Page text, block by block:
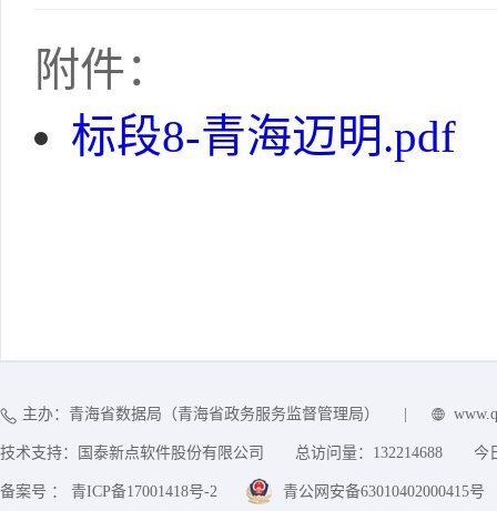
附件：
标段8-青海迈明.pdf
主办：青海省数据局（青海省政务服务监督管理局）
技术支持：国泰新点软件股份有限公司 总访问量： 132214688 今
备案号 ： 青ICP备17001418号-2 青公网安备63010402000415号